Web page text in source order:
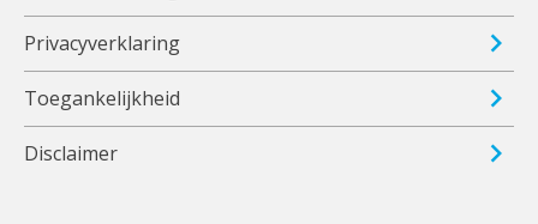
Privacyverklaring
Toegankelijkheid
Disclaimer